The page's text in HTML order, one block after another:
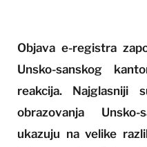
Objava e-registra
Unsko-sanskog
reakcija. Najglasniji
obrazovanja
ukazuju na velike